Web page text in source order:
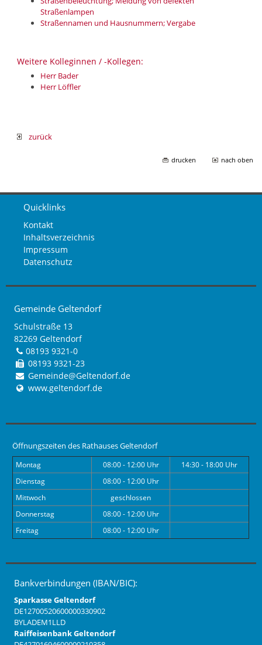
Straßenlampen
Straßennamen und Hausnummern; Vergabe
Weitere Kolleginnen / -Kollegen:
Herr Bader
Herr Löffler
zurück
drucken nach oben
Quicklinks
Kontakt
Inhaltsverzeichnis
Impressum
Datenschutz
Gemeinde Geltendorf
Schulstraße 13
82269 Geltendorf
08193 9321-0
08193 9321-23
Gemeinde@Geltendorf.de
www.geltendorf.de
Öffnungszeiten des Rathauses Geltendorf
Montag 08:00 - 12:00 Uhr
14:30 - 18:00 Uhr
Dienstag
08:00 - 12:00 Uhr
Mittwoch
geschlossen
Donnerstag
08:00 - 12:00 Uhr
Freitag
08:00 - 12:00 Uhr
Bankverbindungen (IBAN/BIC):
Sparkasse Geltendorf
DE12700520600000330902
BYLADEM1LLD
Raiffeisenbank Geltendorf